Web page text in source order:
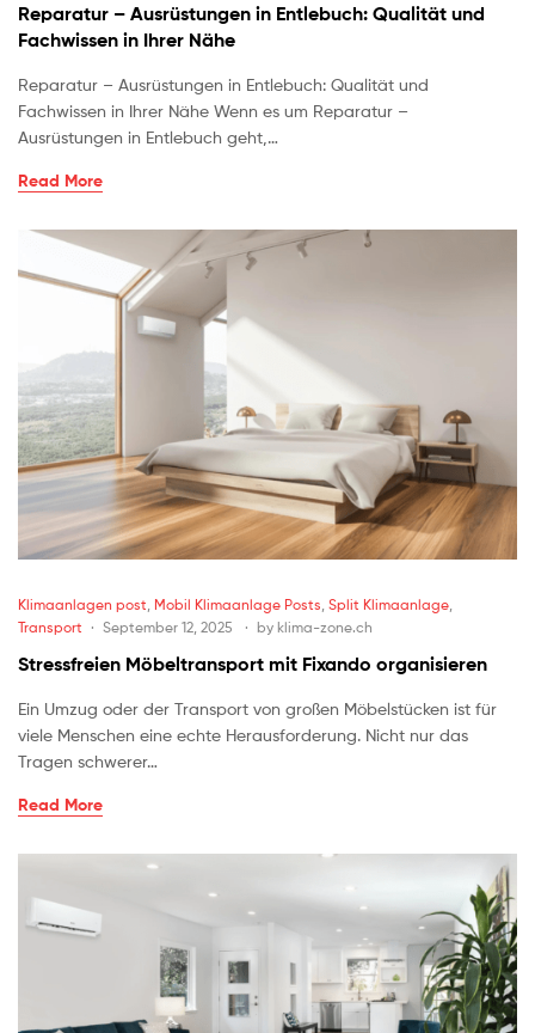
Reparatur – Ausrüstungen in Entlebuch: Qualität und
Fachwissen in Ihrer Nähe
Reparatur – Ausrüstungen in Entlebuch: Qualität und
Fachwissen in Ihrer Nähe Wenn es um Reparatur –
Ausrüstungen in Entlebuch geht,…
Read More
Klimaanlagen post, Mobil Klimaanlage Posts, Split Klimaanlage,
Transport
September 12, 2025 by klima-zone.ch
Stressfreien Möbeltransport mit Fixando organisieren
Ein Umzug oder der Transport von großen Möbelstücken ist für
viele Menschen eine echte Herausforderung. Nicht nur das
Tragen schwerer…
Read More